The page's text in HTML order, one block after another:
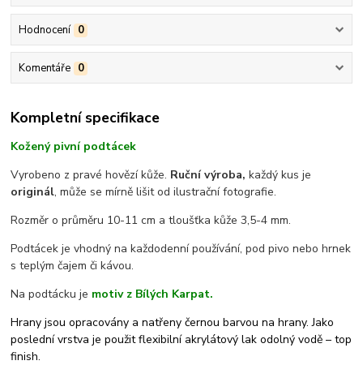
Hodnocení 0
Komentáře 0
Kompletní specifikace
Kožený pivní podtácek
Vyrobeno z pravé hovězí kůže. Ruční výroba, každý kus je
originál, může se mírně lišit od ilustrační fotografie.
Rozměr o průměru 10-11 cm a tloušťka kůže 3,5-4 mm.
Podtácek je vhodný na každodenní používání, pod pivo nebo hrnek
s teplým čajem či kávou.
Na podtácku je motiv z Bílých Karpat.
Hrany jsou opracovány a natřeny černou barvou na hrany. Jako
poslední vrstva je použit flexibilní akrylátový lak odolný vodě – top
finish.